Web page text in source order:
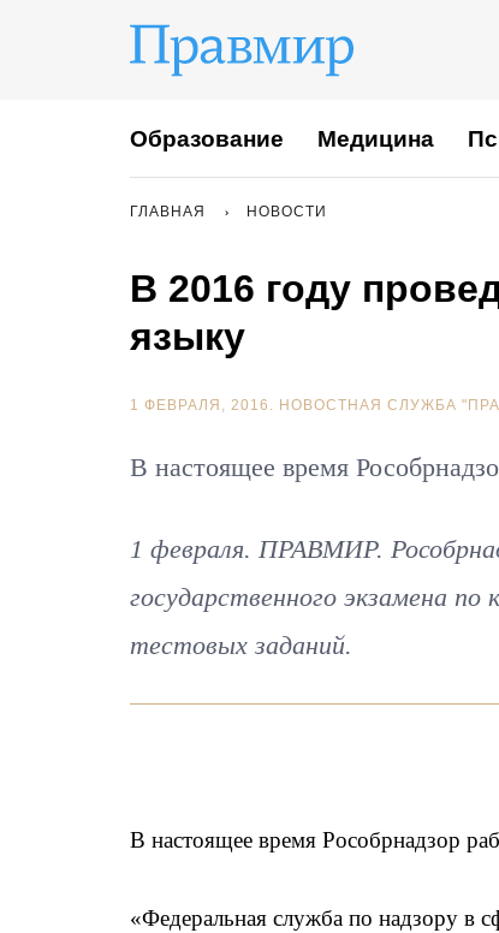
Образование Медицина
ГЛАВНАЯ НОВОСТИ
В 2016 году
языку
1 ФЕВРАЛЯ, 2016. НОВОСТНАЯ СЛУЖБА
В настоящее время
1 февраля. ПРАВМИР.
государственного экзамена
тестовых заданий.
В настоящее время Рособрнадзор
«Федеральная служба по надзору в